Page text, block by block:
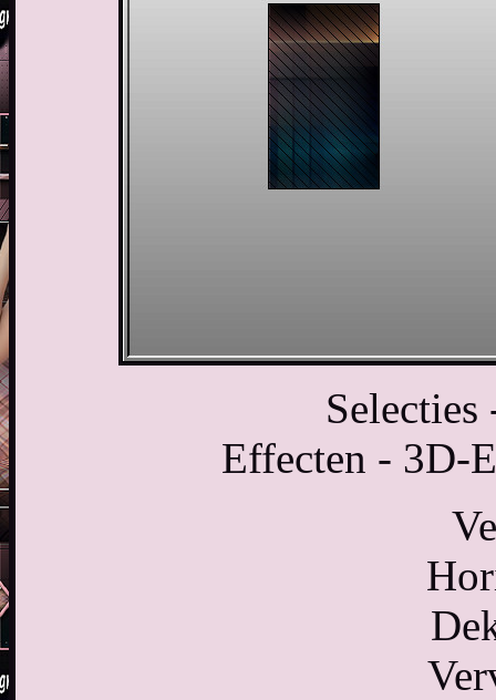
Selecties
Effecten - 3D-